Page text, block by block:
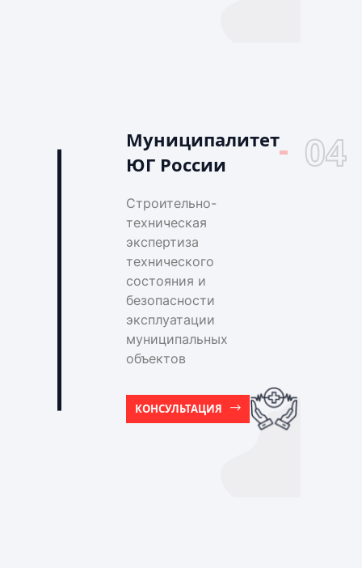
Муниципалитет
ЮГ России
04
Строительно-
техническая
экспертиза
технического
состояния и
безопасности
эксплуатации
муниципальных
объектов
КОНСУЛЬТАЦИЯ